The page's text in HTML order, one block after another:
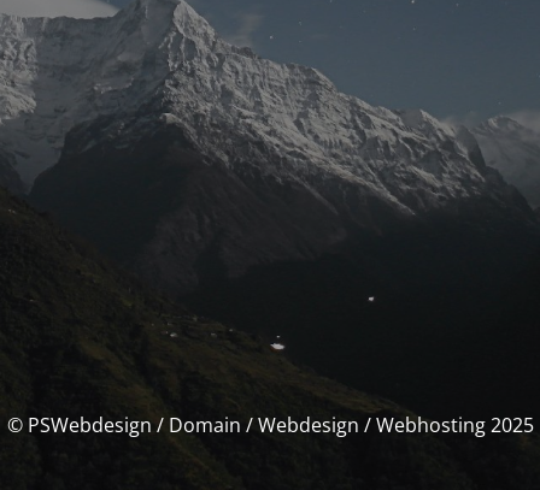
© PSWebdesign / Domain / Webdesign / Webhosting 2025